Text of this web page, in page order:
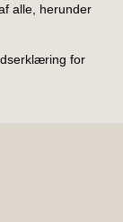
alle, herunder
for